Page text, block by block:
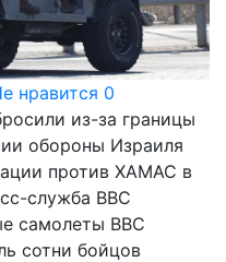
нравится 0
из-за границы
обороны Израиля
против ХАМАС в
служба ВВС
самолеты ВВС
сотни бойцов